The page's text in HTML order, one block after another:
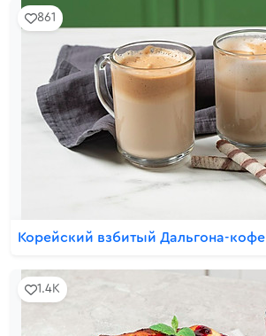
861
Корейский взбитый Дальгона-кофе
1.4K